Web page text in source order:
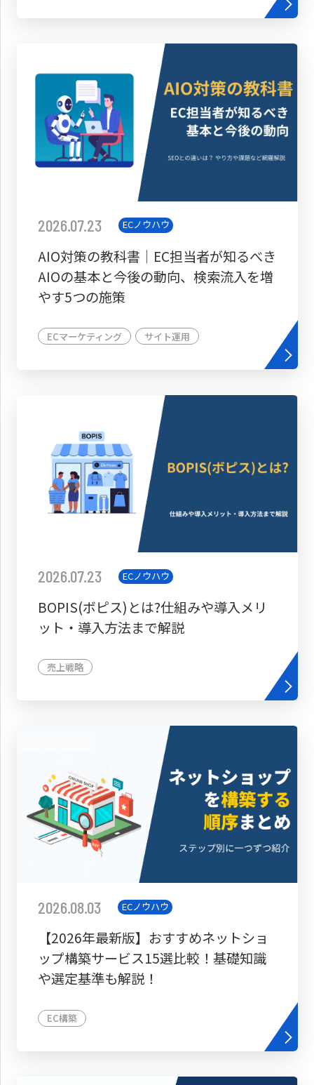
2026.07.23 ECノウハウ
AIO対策の教科書│EC担当者が知るべき
AIOの基本と今後の動向、検索流入を増
やす5つの施策
ECマーケティング サイト運用
2026.07.23 ECノウハウ
BOPIS(ボピス)とは?仕組みや導入メリ
ット・導入方法まで解説
売上戦略
2026.08.03 ECノウハウ
【2026年最新版】おすすめネットショ
ップ構築サービス15選比較！基礎知識
や選定基準も解説！
EC構築